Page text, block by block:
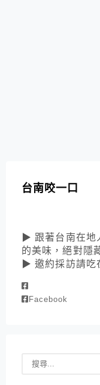
台南咬一口
▶ 跟著台南在地
的美味，絕對隱
▶ 邀約採訪請吃
Facebook